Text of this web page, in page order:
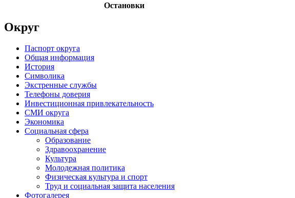
Остановки
Округ
Паспорт округа
Общая информация
История
Символика
Экстренные службы
Телефоны доверия
Инвестиционная привлекательность
СМИ округа
Экономика
Социальная сфера
Образование
Здравоохранение
Культура
Молодежная политика
Физическая культура и спорт
Труд и социальная защита населения
Фотогалерея